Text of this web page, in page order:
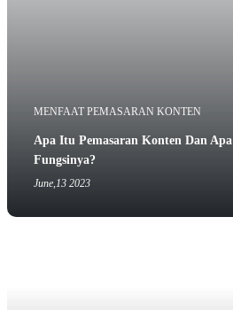
MENFAAT PEMASARAN KONTEN
Apa Itu Pemasaran Konten Dan Apa
Fungsinya?
June,13 2023